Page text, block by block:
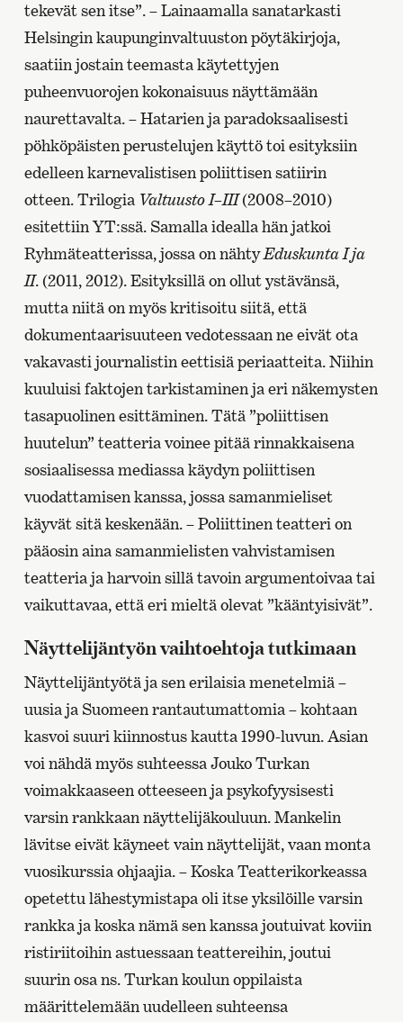
tekevät sen itse”. – Lainaamalla sanatarkasti
Helsingin kaupunginvaltuuston pöytäkirjoja,
saatiin jostain teemasta käytettyjen
puheenvuorojen kokonaisuus näyttämään
naurettavalta. – Hatarien ja paradoksaalisesti
pöhköpäisten perustelujen käyttö toi esityksiin
edelleen karnevalistisen poliittisen satiirin
otteen. Trilogia Valtuusto I–III(2008–2010)
esitettiin YT:ssä. Samalla idealla hän jatkoi
Ryhmäteatterissa, jossa on nähtyEduskunta I ja
II. (2011, 2012). Esityksillä on ollut ystävänsä,
mutta niitä on myös kritisoitu siitä, että
dokumentaarisuuteen vedotessaan ne eivät ota
vakavasti journalistin eettisiä periaatteita. Niihin
kuuluisi faktojen tarkistaminen ja eri näkemysten
tasapuolinen esittäminen. Tätä ”poliittisen
huutelun” teatteria voinee pitää rinnakkaisena
sosiaalisessa mediassa käydyn poliittisen
vuodattamisen kanssa, jossa samanmieliset
käyvät sitä keskenään. – Poliittinen teatteri on
pääosin aina samanmielisten vahvistamisen
teatteria ja harvoin sillä tavoin argumentoivaa tai
vaikuttavaa, että eri mieltä olevat ”kääntyisivät”.
Näyttelijäntyön vaihtoehtoja tutkimaan
Näyttelijäntyötä ja sen erilaisia menetelmiä –
uusia ja Suomeen rantautumattomia – kohtaan
kasvoi suuri kiinnostus kautta 1990-luvun. Asian
voi nähdä myös suhteessa Jouko Turkan
voimakkaaseen otteeseen ja psykofyysisesti
varsin rankkaan näyttelijäkouluun. Mankelin
lävitse eivät käyneet vain näyttelijät, vaan monta
vuosikurssia ohjaajia. – Koska Teatterikorkeassa
opetettu lähestymistapa oli itse yksilöille varsin
rankka ja koska nämä sen kanssa joutuivat koviin
ristiriitoihin astuessaan teattereihin, joutui
suurin osa ns. Turkan koulun oppilaista
määrittelemään uudelleen suhteensa